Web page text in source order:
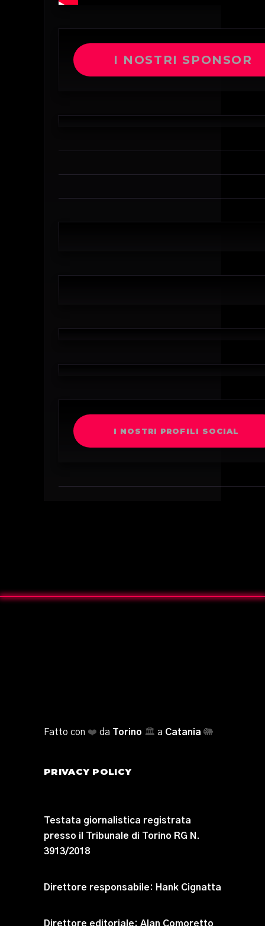
I NOSTRI SPONSOR
I NOSTRI PROFILI SOCIAL
Fatto con ❤️ da Torino 🏛️ a Catania 🐘
PRIVACY POLICY
Testata giornalistica registrata
presso il Tribunale di Torino RG N.
3913/2018
Direttore responsabile: Hank Cignatta
Direttore editoriale: Alan Comoretto